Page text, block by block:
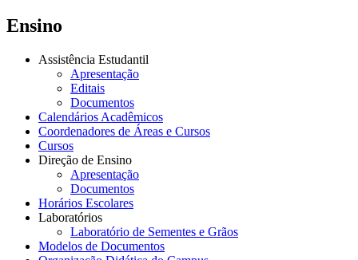
Ensino
Assistência Estudantil
Apresentação
Editais
Documentos
Calendários Acadêmicos
Coordenadores de Áreas e Cursos
Cursos
Direção de Ensino
Apresentação
Documentos
Horários Escolares
Laboratórios
Laboratório de Sementes e Grãos
Modelos de Documentos